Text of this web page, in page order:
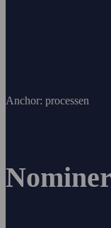
Anchor: processen